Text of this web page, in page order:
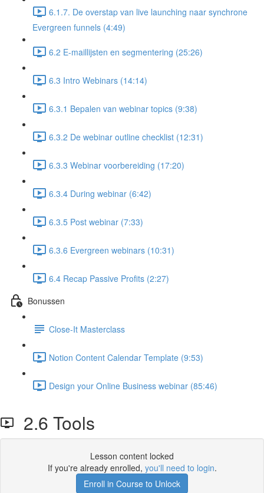
6.1.7. De overstap van live launching naar synchrone
Evergreen funnels (4:49)
6.2 E-maillijsten en segmentering (25:26)
6.3 Intro Webinars (14:14)
6.3.1 Bepalen van webinar topics (9:38)
6.3.2 De webinar outline checklist (12:31)
6.3.3 Webinar voorbereiding (17:20)
6.3.4 During webinar (6:42)
6.3.5 Post webinar (7:33)
6.3.6 Evergreen webinars (10:31)
6.4 Recap Passive Profits (2:27)
Bonussen
Close-It Masterclass
Notion Content Calendar Template (9:53)
Design your Online Business webinar (85:46)
2.6 Tools
Lesson content locked
If you're already enrolled, you'll need to login.
Enroll in Course to Unlock